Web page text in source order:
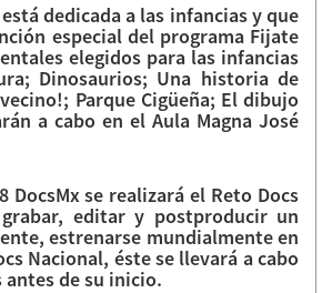
dedicada a las infancias y que
especial del programa Fijate
elegidos para las infancias
Dinosaurios; Una historia de
Parque Cigüeña; El dibujo
a cabo en el Aula Magna José
se realizará el Reto Docs
editar y postproducir un
estrenarse mundialmente en
Nacional, éste se llevará a cabo
de su inicio.